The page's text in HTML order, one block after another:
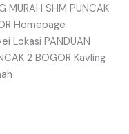
MURAH SHM PUNCAK
Homepage
Lokasi PANDUAN
2 BOGOR Kavling